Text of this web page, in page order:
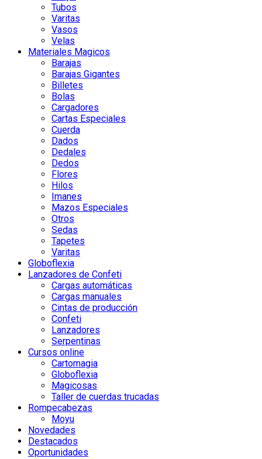
Tubos
Varitas
Vasos
Velas
Materiales Magicos
Barajas
Barajas Gigantes
Billetes
Bolas
Cargadores
Cartas Especiales
Cuerda
Dados
Dedales
Dedos
Flores
Hilos
Imanes
Mazos Especiales
Otros
Sedas
Tapetes
Varitas
Globoflexia
Lanzadores de Confeti
Cargas automáticas
Cargas manuales
Cintas de producción
Confeti
Lanzadores
Serpentinas
Cursos online
Cartomagia
Globoflexia
Magicosas
Taller de cuerdas trucadas
Rompecabezas
Moyu
Novedades
Destacados
Oportunidades